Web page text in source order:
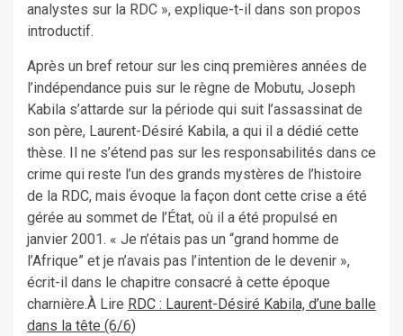
analystes sur la RDC », explique-t-il dans son propos
introductif.
Après un bref retour sur les cinq premières années de
l’indépendance puis sur le règne de Mobutu, Joseph
Kabila s’attarde sur la période qui suit l’assassinat de
son père, Laurent-Désiré Kabila, a qui il a dédié cette
thèse. Il ne s’étend pas sur les responsabilités dans ce
crime qui reste l’un des grands mystères de l’histoire
de la RDC, mais évoque la façon dont cette crise a été
gérée au sommet de l’État, où il a été propulsé en
janvier 2001. « Je n’étais pas un “grand homme de
l’Afrique” et je n’avais pas l’intention de le devenir »,
écrit-il dans le chapitre consacré à cette époque
charnière.À Lire RDC : Laurent-Désiré Kabila, d’une balle
dans la tête (6/6)